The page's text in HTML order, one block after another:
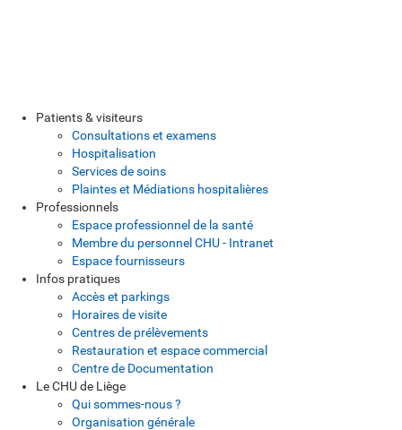
Patients & visiteurs
Consultations et examens
Hospitalisation
Services de soins
Plaintes et Médiations hospitalières
Professionnels
Espace professionnel de la santé
Membre du personnel CHU - Intranet
Espace fournisseurs
Infos pratiques
Accès et parkings
Horaires de visite
Centres de prélèvements
Restauration et espace commercial
Centre de Documentation
Le CHU de Liège
Qui sommes-nous ?
Organisation générale